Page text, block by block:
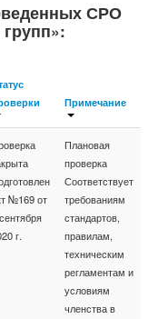
СРО
Примечание
№169 от
г.
Плановая
проверка
Соответствует
требованиям
стандартов,
правилам,
техническим
регламентам и
условиям
членства в